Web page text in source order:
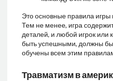
Это основные правила
Тем не менее, игра
деталей, и любой игрок или
быть успешными, должны
обучены всем этим
Травматизм в